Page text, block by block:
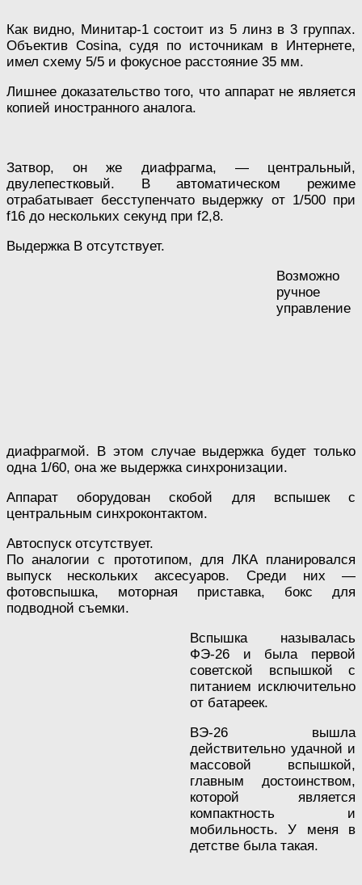
Как видно, Минитар-1 состоит из 5 линз в 3 группах.
Объектив Cosina, судя по источникам в Интернете,
имел схему 5/5 и фокусное расстояние 35 мм.
Лишнее доказательство того, что аппарат не является
копией иностранного аналога.
Затвор, он же диафрагма, — центральный,
двулепестковый. В автоматическом режиме
отрабатывает бесступенчато выдержку от 1/500 при
f16 до нескольких секунд при f2,8.
Выдержка В отсутствует.
Возможно
ручное
управление
диафрагмой. В этом случае выдержка будет только
одна 1/60, она же выдержка синхронизации.
Аппарат оборудован скобой для вспышек с
центральным синхроконтактом.
Автоспуск отсутствует.
По аналогии с прототипом, для ЛКА планировался
выпуск нескольких аксесуаров. Среди них —
фотовспышка, моторная приставка, бокс для
подводной съемки.
Вспышка называлась
ФЭ-26 и была первой
советской вспышкой с
питанием исключительно
от батареек.
ВЭ-26 вышла
действительно удачной и
массовой вспышкой,
главным достоинством,
которой является
компактность и
мобильность. У меня в
детстве была такая.